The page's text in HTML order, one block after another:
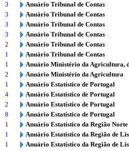
3
Anuário Tribunal de Contas
3
Anuário Tribunal de Contas
3
Anuário Tribunal de Contas
3
Anuário Tribunal de Contas
2
Anuário Tribunal de Contas
1
Anuário Tribunal de Contas
1
Anuário Ministério da Agricultura,
2
Anuário Ministério da Agricultura
1
Anuário Estatístico de Portugal
4
Anuário Estatístico de Portugal
2
Anuário Estatístico de Portugal
8
Anuário Estatístico de Portugal
1
Anuário Estatístico da Região Norte
1
Anuário Estatístico da Região de
1
Anuário Estatístico da Região de